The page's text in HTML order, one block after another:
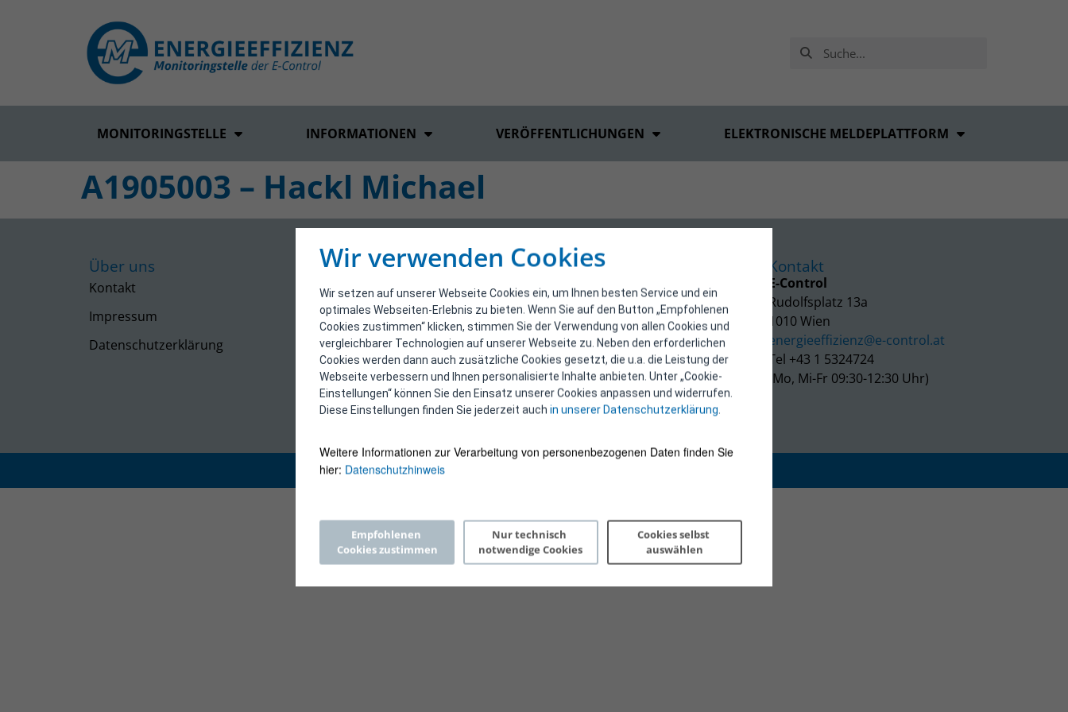
Wir verwenden Cookies
Wir setzen auf unserer Webseite Cookies ein, um Ihnen besten Service und ein
optimales Webseiten-Erlebnis zu bieten. Wenn Sie auf den Button „Empfohlenen
Cookies zustimmen“ klicken, stimmen Sie der Verwendung von allen Cookies und
vergleichbarer Technologien auf unserer Webseite zu. Neben den erforderlichen
Cookies werden dann auch zusätzliche Cookies gesetzt, die u.a. die Leistung der
Webseite verbessern und Ihnen personalisierte Inhalte anbieten. Unter „Cookie-
Einstellungen“ können Sie den Einsatz unserer Cookies anpassen und widerrufen.
Diese Einstellungen finden Sie jederzeit auch in unserer Datenschutzerklärung.
Weitere Informationen zur Verarbeitung von personenbezogenen Daten finden Sie
hier: Datenschutzhinweis
Empfohlenen
Cookies zustimmen
Nur technisch
notwendige Cookies
Cookies selbst
auswählen
MONITORINGSTELLE INFORMATIONEN VERÖFFENTLICHUNGEN ELEKTRONISCHE MELDEPLATTFORM
A1905003 – Hackl Michael
Über uns
Kontakt
Impressum
Datenschutzerklärung
Kontakt
E-Control
Rudolfsplatz 13a
1010 Wien
energieeffizienz@e-control.at
Tel +43 1 5324724
(Mo, Mi-Fr 09:30-12:30 Uhr)